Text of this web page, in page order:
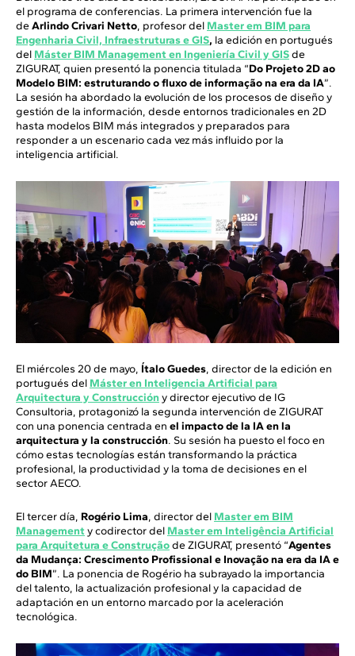
el programa de conferencias. La primera intervención fue la
de Arlindo Crivari Netto, profesor del Master em BIM para
Engenharia Civil, Infraestruturas e GIS, la edición en portugués
del Máster BIM Management en Ingeniería Civil y GISde
ZIGURAT, quien presentó la ponencia titulada “Do Projeto 2D ao
Modelo BIM: estruturando o fluxo de informação na era da IA”.
La sesión ha abordado la evolución de los procesos de diseño y
gestión de la información, desde entornos tradicionales en 2D
hasta modelos BIM más integrados y preparados para
responder a un escenario cada vez más influido por la
inteligencia artificial.
El miércoles 20 de mayo, Ítalo Guedes, director de la edición en
portugués del Máster en Inteligencia Artificial para
Arquitectura y Construccióny director ejecutivo de IG
Consultoria, protagonizó la segunda intervención de ZIGURAT
con una ponencia centrada en el impacto de la IA en la
arquitectura y la construcción. Su sesión ha puesto el foco en
cómo estas tecnologías están transformando la práctica
profesional, la productividad y la toma de decisiones en el
sector AECO.
El tercer día, Rogério Lima, director del Master em BIM
Managementy codirector del Master em Inteligência Artificial
para Arquitetura e Construçãode ZIGURAT, presentó “Agentes
da Mudança: Crescimento Profissional e Inovação na era da IA e
do BIM”. La ponencia de Rogério ha subrayado la importancia
del talento, la actualización profesional y la capacidad de
adaptación en un entorno marcado por la aceleración
tecnológica.